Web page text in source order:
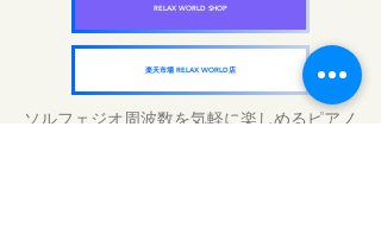
RELAX WORLD SHOP
楽天市場 RELAX WORLD店
ソルフェジオ周波数を気軽に楽しめるピアノ